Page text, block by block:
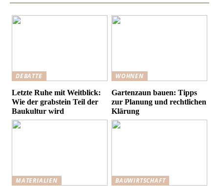
DEBATTE
Letzte Ruhe mit Weitblick:
Wie der grabstein Teil der
Baukultur wird
WOHNEN
Gartenzaun bauen: Tipps
zur Planung und rechtlichen
Klärung
MATERIALIEN BAUWIRTSCHAFT